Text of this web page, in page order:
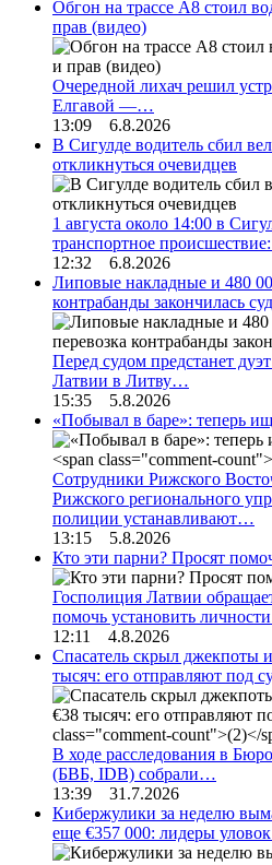
Обгон на трассе А8 стоил
прав (видео)
Очередной лихач решил
Елгавой —…
13:09 6.8.2026
В Сигулде водитель сбил
откликнуться очевидцев
1 августа около 14:00 в
транспортное
12:32 6.8.2026
Липовые накладные и 480
контрабанды закончилась
Перед судом предстанет
Латвии в Литву…
15:35 5.8.2026
«Побывал в баре»: теперь
Сотрудники Рижского
Рижского регионального
полиции устанавливают…
13:15 5.8.2026
Кто эти парни? Просят
Госполиция Латвии
помочь установить
12:11 4.8.2026
Спасатель скрыл джекпоты
тысяч: его отправляют под
В ходе расследования в
(БВБ, IDB) собрали…
13:39 31.7.2026
Кибержулики за неделю
еще €357 000: лидеры уловок